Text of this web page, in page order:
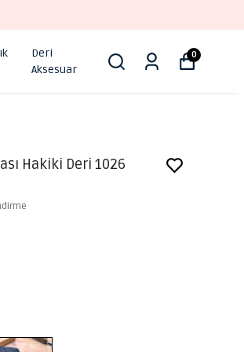
Deri
Aksesuar
0
Hakiki Deri 1026